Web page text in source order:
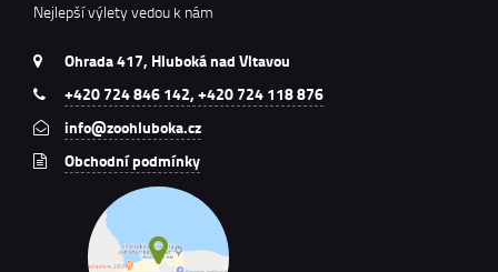
Nejlepší výlety vedou k nám
Ohrada 417, Hluboká nad Vltavou
+420 724 846 142, +420 724 118 876
info@zoohluboka.cz
Obchodní podmínky